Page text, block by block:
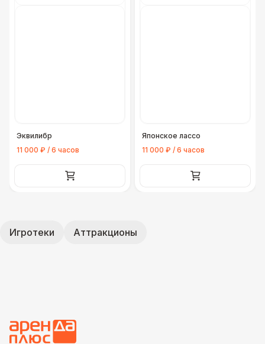
Эквилибр
11 000 ₽ / 6 часов
Японское лассо
11 000 ₽ / 6 часов
Игротеки Аттракционы